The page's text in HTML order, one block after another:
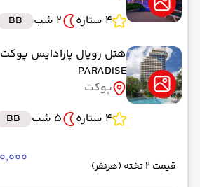
4 ستاره
2 شب BB
هتل رویال پارادایس پوکت
PARADISE
پوکت
4 ستاره
5 شب BB
قیمت 2 تخته (هرنفر)